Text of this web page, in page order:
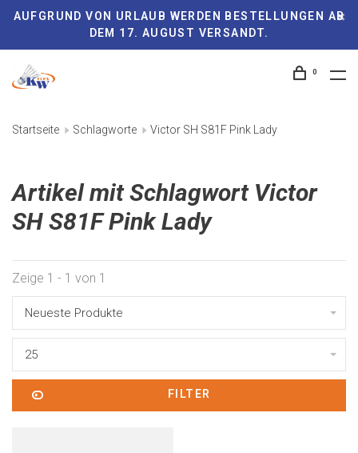
AUFGRUND VON URLAUB WERDEN BESTELLUNGEN AB
DEM 17. AUGUST VERSANDT.
0
Startseite Schlagworte Victor SH S81F Pink Lady
Artikel mit Schlagwort Victor
SH S81F Pink Lady
Zeige 1 - 1 von 1
Neueste Produkte
25
FILTER